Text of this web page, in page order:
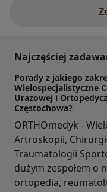
Najczęściej
Porady z jakiego
Wielospecjalistyczne
Urazowej i
Częstochowa?
ORTHOmedyk -
Artroskopii,
Traumatologii
dużym zespołem o
ortopedia,